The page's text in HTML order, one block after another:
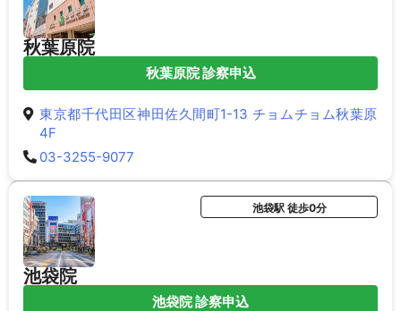
秋葉原院
秋葉原院 診察申込
東京都千代田区神田佐久間町1-13 チョムチョム秋葉原
4F
03-3255-9077
池袋院
池袋駅 徒歩0分
池袋院 診察申込